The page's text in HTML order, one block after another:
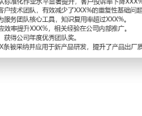
术问题处理进度与质量，定期
，将团队整体问题首次解决率提
队与操作人员，设计分层次、
培训超过XXX场，覆盖客户人
司售后技术知识库，制定知识